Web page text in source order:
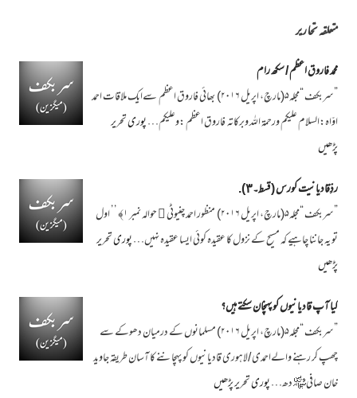
متعلقہ تحاریر
محمد فاروق اعظم / سکھ رام
”سربکف “مجلہ۵(مارچ، اپریل ۲۰۱۶) بھائی فاروق اعظم سےایک ملاقات احمد
اوّاہ:السلام علیکم ورحمۃ اللہ وبرکاتہ فاروق اعظم :وعلیکم…پوری تحریر
پڑھیں
ردِّقادیانیت کورس ( قسط۔٣).
”سربکف “مجلہ۵(مارچ، اپریل ۲۰۱۶) منظور احمد چنیوٹی ﷫ حوالہ نمبر ۱﴾ ’’ اول
تو یہ جاننا چاہیے کہ مسیح کے نزول کا عقیدہ کوئی ایسا عقیدہ نہیں…پوری تحریر
پڑھیں
کیا آپ قادیانیوں کو پہنچان سکتے ہیں؟
”سربکف “مجلہ۵(مارچ، اپریل ۲۰۱۶) مسلمانوں کے درمیان دھوکے سے
چھپ کر رہنے والےاحمدی /لاہوری قادیانیوں کو پہچاننے کا آسان طریقہ جاوید
خان صافی﷾ دھ…پوری تحریر پڑھیں